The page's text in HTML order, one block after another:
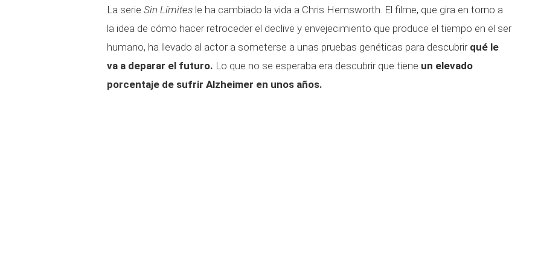
La serie Sin Límites le ha cambiado la vida a Chris Hemsworth. El filme, que gira en torno a
la idea de cómo hacer retroceder el declive y envejecimiento que produce el tiempo en el ser
humano, ha llevado al actor a someterse a unas pruebas genéticas para descubrirqué le
va a deparar el futuro. Lo que no se esperaba era descubrir que tiene un elevado
porcentaje de sufrir Alzheimer en unos años.